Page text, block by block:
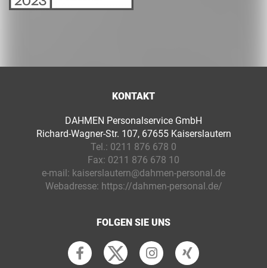
KONTAKT
DAHMEN Personalservice GmbH
Richard-Wagner-Str. 107, 67655 Kaiserslautern
Tel.: 0211 876 678 0
Fax: 0211 876 678 10
e-mail: kaiserslautern@dahmen-personal.de
Webadresse: https://dahmen-personal.de/
FOLGEN SIE UNS